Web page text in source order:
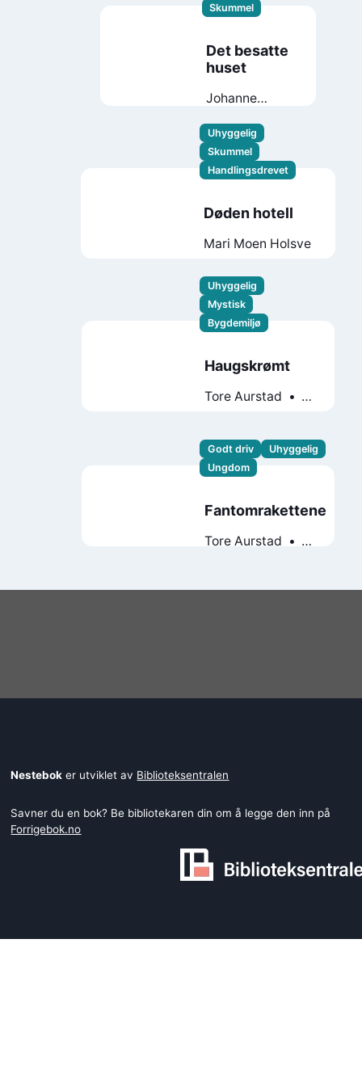
Skummel
Det besatte
huset
Johanne
Jahnsen
Uhyggelig
Skummel
Handlingsdrevet
Døden hotell
Mari Moen Holsve
Uhyggelig
Mystisk
Bygdemiljø
Haugskrømt
Tore Aurstad
Godt driv
Uhyggelig
Ungdom
Fantomrakettene
Tore Aurstad
Nestebok er utviklet av Biblioteksentralen
Savner du en bok? Be bibliotekaren din om å legge den inn på
Forrigebok.no